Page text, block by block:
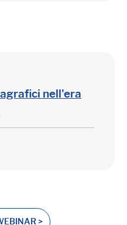
nell'era
>